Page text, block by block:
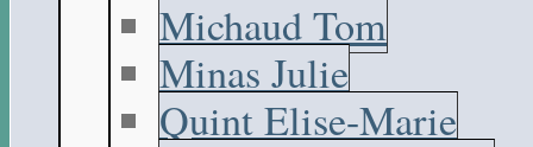
Michaud Tom
Minas Julie
Quint Elise-Marie